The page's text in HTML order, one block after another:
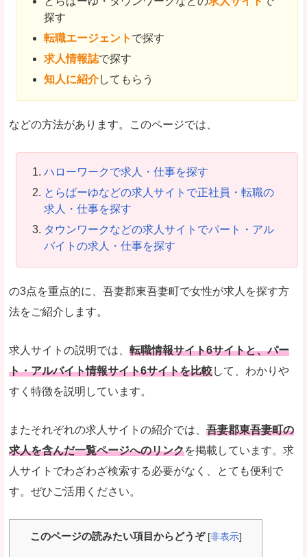
探す
転職エージェント で探す
求人情報誌で探す
知人に紹介してもらう
などの方法があります。このページでは、
ハローワークで求人・仕事を探す
とらばーゆなどの求人サイトで正社員・転職の
求人・仕事を探す
タウンワークなどの求人サイトでパート・アル
バイトの求人・仕事を探す
の3点を重点的に、吾妻郡東吾妻町で女性が求人を探す方
法をご紹介します。
求人サイトの説明では、 転職情報サイト6サイトと、パー
ト・アルバイト情報サイト6サイトを比較して、わかりや
すく特徴を説明しています。
またそれぞれの求人サイトの紹介では、 吾妻郡東吾妻町の
求人を含んだ一覧ページへのリンクを掲載しています。求
人サイトでわざわざ検索する必要がなく、とても便利で
す。ぜひご活用ください。
このページの読みたい項目からどうぞ [非表示]